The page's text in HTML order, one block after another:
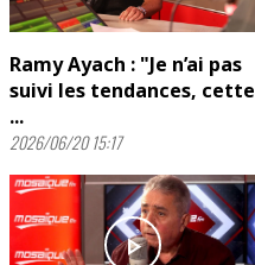
Ramy Ayach : "Je n’ai pas
suivi les tendances, cette
...
2026/06/20 15:17
play_arrow